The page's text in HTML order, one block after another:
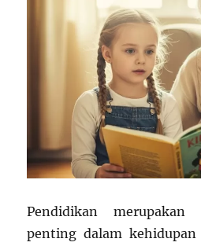
Pendidikan
penting dalam kehidupan